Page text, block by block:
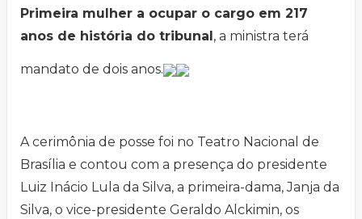
Primeira mulher a ocupar o cargo em 217
anos de história do tribunal , a ministra terá
mandato de dois anos.
A cerimônia de posse foi no Teatro Nacional de
Brasília e contou com a presença do presidente
Luiz Inácio Lula da Silva, a primeira-dama, Janja da
Silva, o vice-presidente Geraldo Alckimin, os